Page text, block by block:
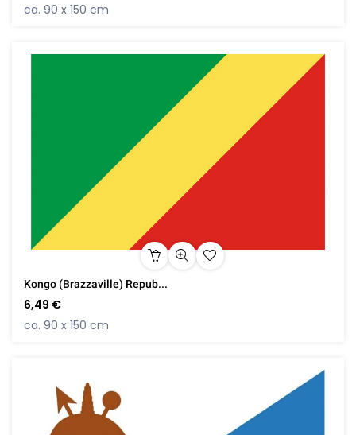
ca. 90 x 150 cm
Kongo (Brazzaville) Repub...
6,49 €
ca. 90 x 150 cm